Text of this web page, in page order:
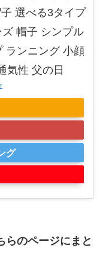
選べる3タイプ
帽子 シンプル
ランニング 小顔
気性 父の日
グ
らのページにまと